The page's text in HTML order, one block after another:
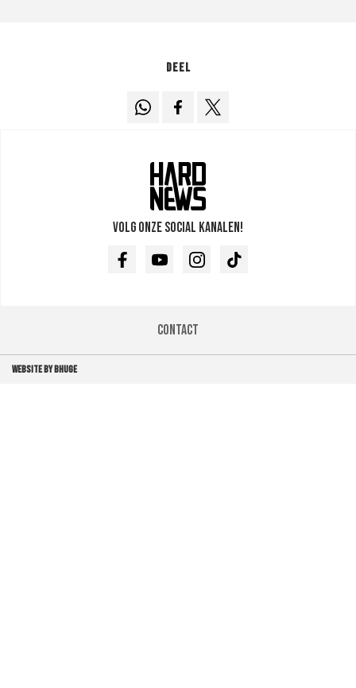
Deel
Volg onze social kanalen!
FacebookYoutubeInstagramTikTok
Contact
WEBSITE BY BHUGE